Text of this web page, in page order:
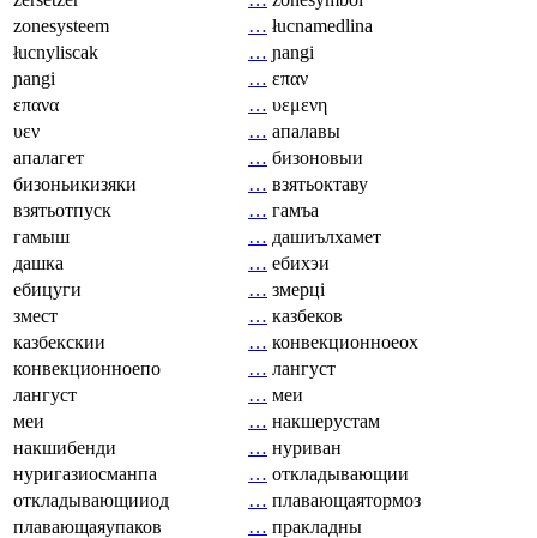
zonesysteem
… łucnamedlina
łucnyliscak
… ɲangi
ɲangi
… επαν
επανα
… υεμενη
υεν
… апалавы
апалагет
… бизоновыи
бизоньикизяки
… взятьоктаву
взятьотпуск
… гамъа
гамыш
… дашиълхамет
дашка
… ебихэи
ебицуги
… змерці
змест
… казбеков
казбекскии
… конвекционноеох
конвекционноепо
… лангуст
лангуст
… меи
меи
… накшерустам
накшибенди
… нуриван
нуригазиосманпа
… откладывающии
откладывающииод
… плавающаятормоз
плавающаяупаков
… пракладны